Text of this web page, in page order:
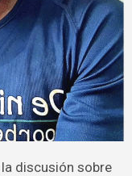
discusión sobre